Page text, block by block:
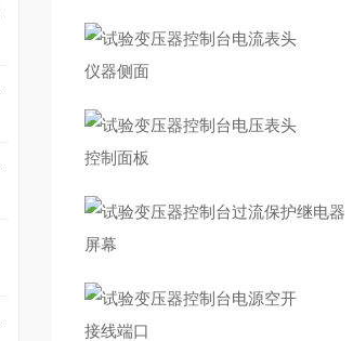
仪器侧面
控制面板
屏幕
接线端口